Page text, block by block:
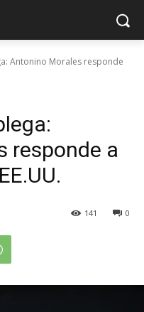
Antonino Morales responde
responde a
0
141